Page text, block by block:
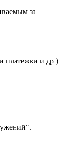
за
платежки и др.)